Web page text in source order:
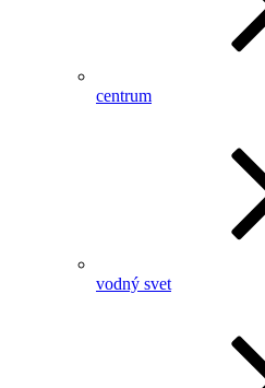
centrum
vodný svet